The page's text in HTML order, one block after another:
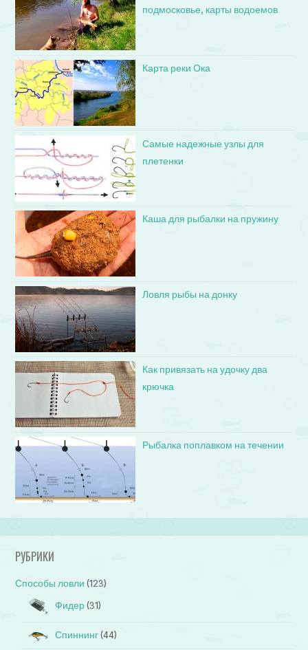
подмосковье, карты водоемов
Карта реки Ока
Самые надежные узлы для
плетенки
Каша для рыбалки на пружину
Ловля рыбы на донку
Как привязать на удочку два
крючка
Рыбалка поплавком на течении
РУБРИКИ
Способы ловли (123)
Фидер (31)
Спиннинг (44)